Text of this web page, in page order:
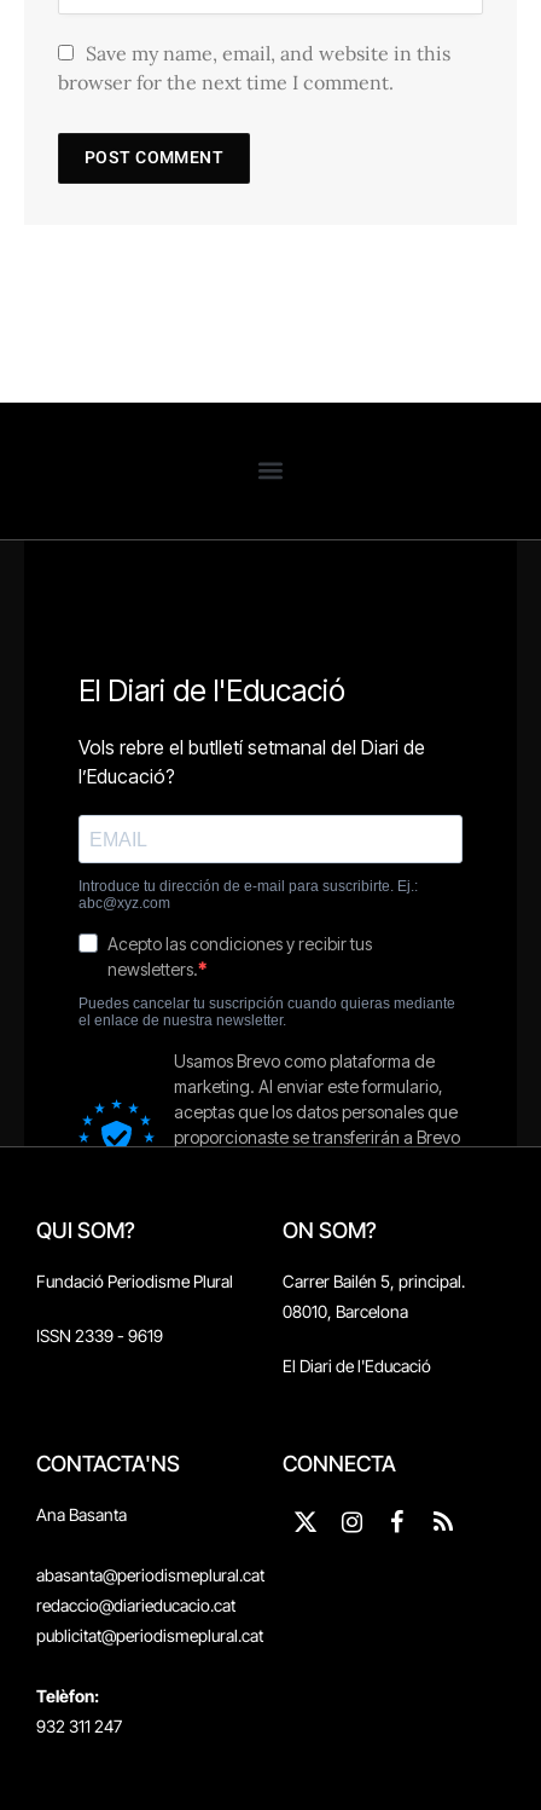
Save my name, email, and website in this
browser for the next time I comment.
QUI SOM?
Fundació Periodisme Plural
ISSN 2339 - 9619
ON SOM?
Carrer Bailén 5, principal.
08010, Barcelona
El Diari de l'Educació
CONTACTA'NS
Ana Basanta
abasanta@periodismeplural.cat
redaccio@diarieducacio.cat
publicitat@periodismeplural.cat
Telèfon:
932 311 247
CONNECTA
X
Instagram
Facebook
RSS